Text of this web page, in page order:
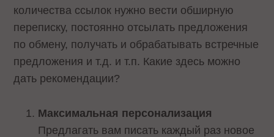
количества ссылок нужно вести обширную
переписку, постоянно отсылать предложения
по обмену, получать и обрабатывать встречные
предложения и т.д. и т.п. Какие здесь можно
дать рекомендации?
Максимальная персонализация
Предлагать вам писать каждый раз новое